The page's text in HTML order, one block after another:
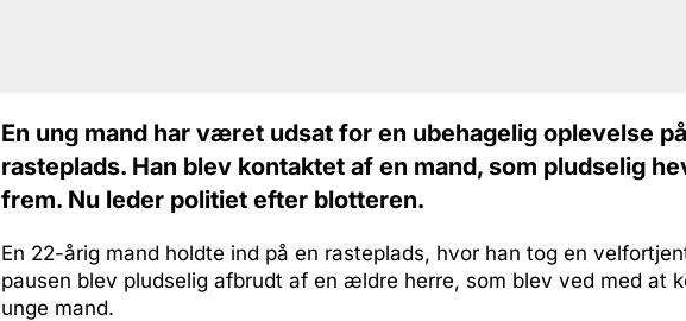
En ung mand har været udsat for en ubehagelig oplevelse
rasteplads. Han blev kontaktet af en mand, som pludselig
frem. Nu leder politiet efter blotteren.
En 22-årig mand holdte ind på en rasteplads, hvor han tog en
pausen blev pludselig afbrudt af en ældre herre, som blev ved med at
unge mand.